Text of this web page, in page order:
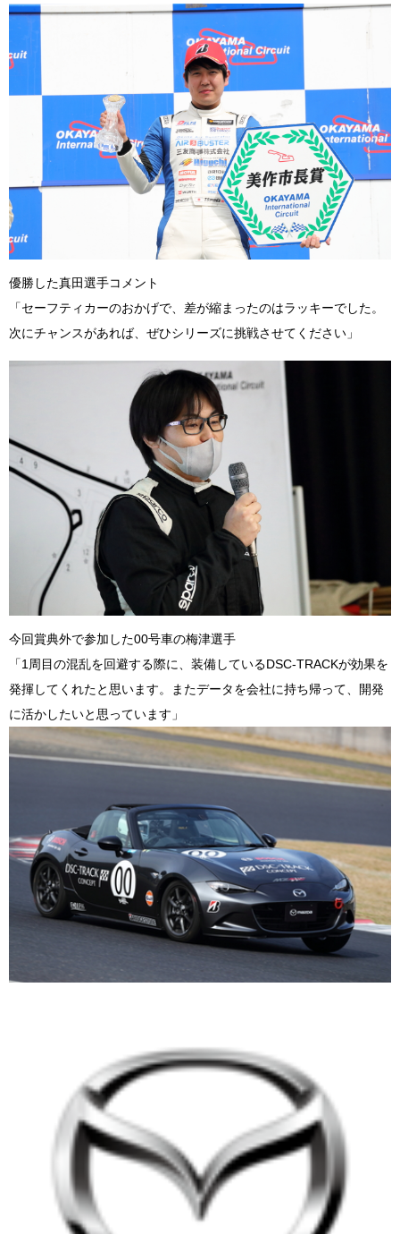
優勝した真田選手コメント
「セーフティカーのおかげで、差が縮まったのはラッキーでした。
次にチャンスがあれば、ぜひシリーズに挑戦させてください」
今回賞典外で参加した00号車の梅津選手
「1周目の混乱を回避する際に、装備しているDSC-TRACKが効果を
発揮してくれたと思います。またデータを会社に持ち帰って、開発
に活かしたいと思っています」